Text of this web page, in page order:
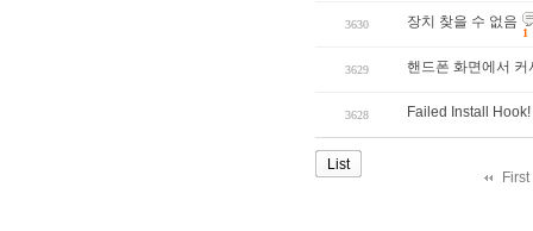
3630 장치 찾을 수 없음
1
3629 핸드폰 화면에서
3628 Failed Install Hook!
List